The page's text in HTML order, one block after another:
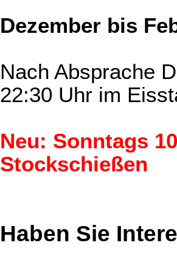
Dezember bis
Nach Absprache
22:30 Uhr im
Neu: Sonntags
Stockschießen
Haben Sie